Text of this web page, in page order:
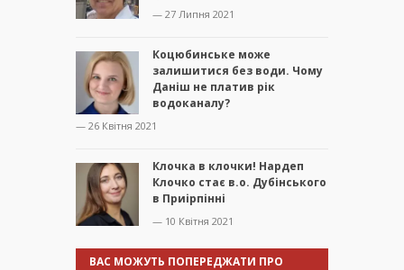
— 27 Липня 2021
Коцюбинське може
залишитися без води. Чому
Даніш не платив рік
водоканалу?
— 26 Квітня 2021
Клочка в клочки! Нардеп
Клочко стає в.о. Дубінського
в Приірпінні
— 10 Квітня 2021
ВАС МОЖУТЬ ПОПЕРЕДЖАТИ ПРО